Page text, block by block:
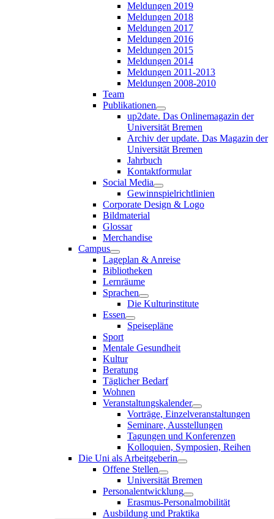
Meldungen 2019
Meldungen 2018
Meldungen 2017
Meldungen 2016
Meldungen 2015
Meldungen 2014
Meldungen 2011-2013
Meldungen 2008-2010
Team
Publikationen
up2date. Das Onlinemagazin der
Universität Bremen
Archiv der update. Das Magazin der
Universität Bremen
Jahrbuch
Kontaktformular
Social Media
Gewinnspielrichtlinien
Corporate Design & Logo
Bildmaterial
Glossar
Merchandise
Campus
Lageplan & Anreise
Bibliotheken
Lernräume
Sprachen
Die Kulturinstitute
Essen
Speisepläne
Sport
Mentale Gesundheit
Kultur
Beratung
Täglicher Bedarf
Wohnen
Veranstaltungskalender
Vorträge, Einzelveranstaltungen
Seminare, Ausstellungen
Tagungen und Konferenzen
Kolloquien, Symposien, Reihen
Die Uni als Arbeitgeberin
Offene Stellen
Universität Bremen
Personalentwicklung
Erasmus-Personalmobilität
Ausbildung und Praktika